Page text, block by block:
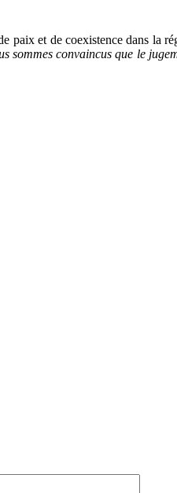
paix et de coexistence dans la
sommes convaincus que le